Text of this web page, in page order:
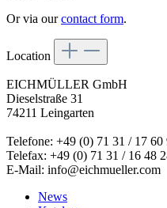
Or via ourcontact form.
Location
EICHMÜLLER GmbH
Dieselstraße 31
74211 Leingarten
Telefone: +49 (0) 71 31 / 17 60
Telefax: +49 (0) 71 31 / 16 48
E-Mail: info@eichmueller.com
News